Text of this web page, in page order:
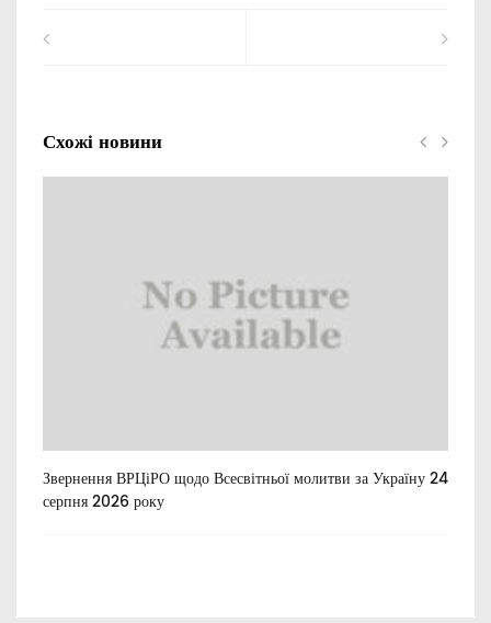
Схожі новини
Звернення ВРЦіРО щодо Всесвітньої молитви за Україну 24
серпня 2026 року